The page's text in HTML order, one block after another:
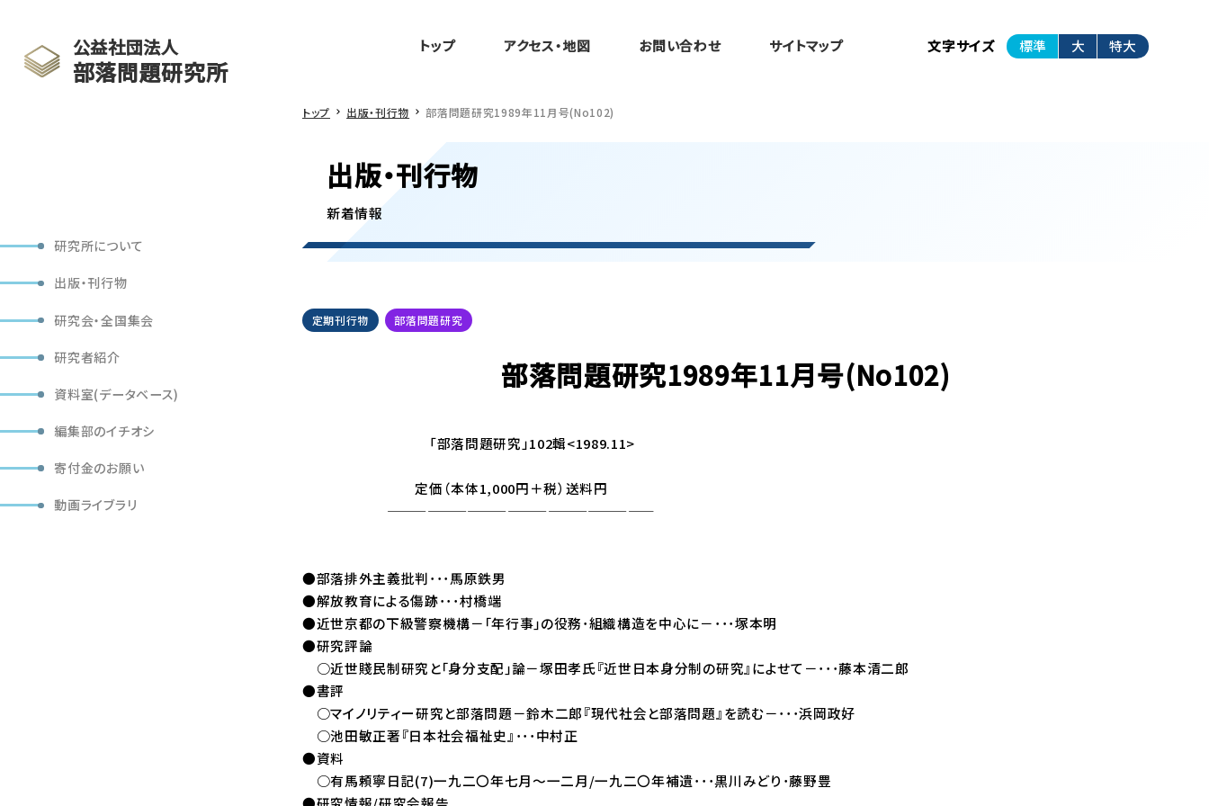
公益社団法人
部落問題研究所
研究所について
出版・刊行物
研究会・全国集会
研究者紹介
資料室(データベース)
編集部のイチオシ
寄付金のお願い
動画ライブラリ
トップ アクセス・地図 お問い合わせ サイトマップ 文字サイズ 標準 大 特大
トップ 出版・刊行物 部落問題研究1989年11月号(No102)
出版・刊行物
新着情報
定期刊行物 部落問題研究
部落問題研究1989年11月号(No102)
「部落問題研究」102輯<1989.11>
定価（本体1,000円＋税）送料円
————————————————————
●部落排外主義批判･･･馬原鉄男
●解放教育による傷跡･･･村橋端
●近世京都の下級警察機構－｢年行事｣の役務･組織構造を中心に－･･･塚本明
●研究評論
○近世賤民制研究と｢身分支配｣論－塚田孝氏『近世日本身分制の研究』によせて－･･･藤本清二郎
●書評
○マイノリティー研究と部落問題－鈴木二郎『現代社会と部落問題』を読む－･･･浜岡政好
○池田敏正著『日本社会福祉史』･･･中村正
●資料
○有馬頼寧日記(7)一九二〇年七月～一二月/一九二〇年補遺･･･黒川みどり･藤野豊